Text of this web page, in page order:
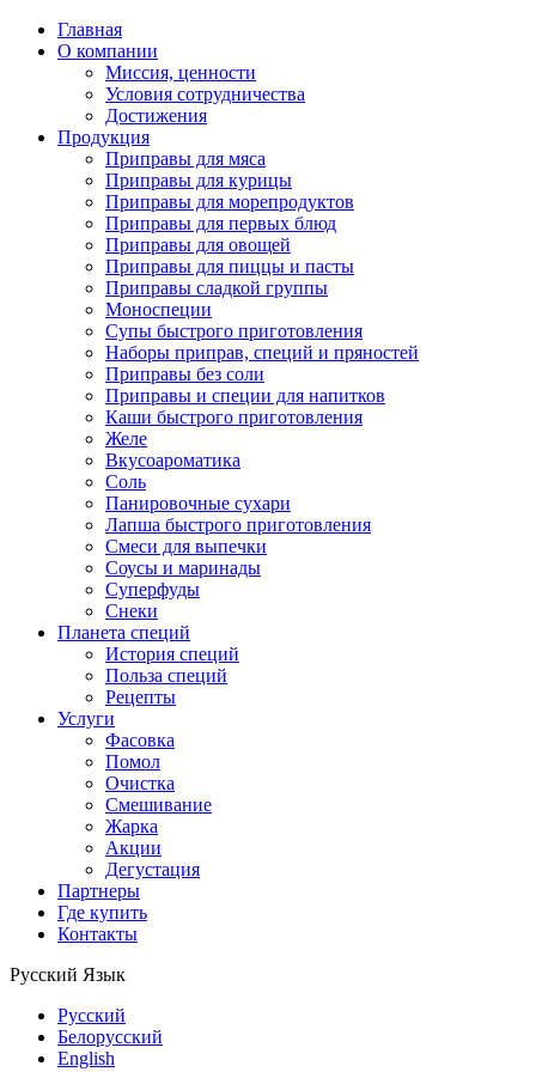
Главная
О компании
Миссия, ценности
Условия сотрудничества
Достижения
Продукция
Приправы для мяса
Приправы для курицы
Приправы для морепродуктов
Приправы для первых блюд
Приправы для овощей
Приправы для пиццы и пасты
Приправы сладкой группы
Моноспеции
Супы быстрого приготовления
Наборы приправ, специй и пряностей
Приправы без соли
Приправы и специи для напитков
Каши быстрого приготовления
Желе
Вкусоароматика
Соль
Панировочные сухари
Лапша быстрого приготовления
Смеси для выпечки
Соусы и маринады
Суперфуды
Снеки
Планета специй
История специй
Польза специй
Рецепты
Услуги
Фасовка
Помол
Очистка
Смешивание
Жарка
Акции
Дегустация
Партнеры
Где купить
Контакты
Русский Язык
Русский
Белорусский
English